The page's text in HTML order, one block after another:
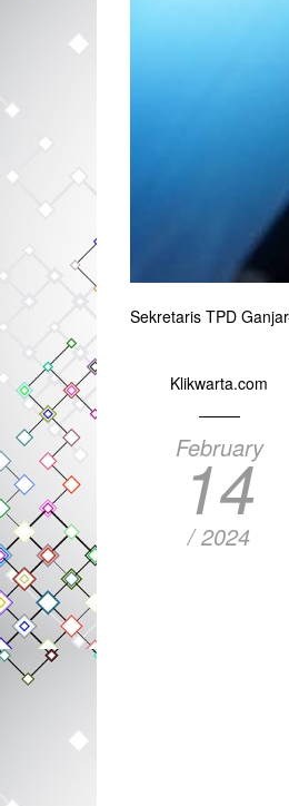
Sekretaris TPD
Klikwarta.com
February
14
/ 2024